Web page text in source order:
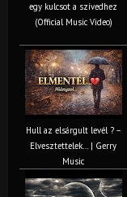
egy kulcsot a szívedhez
(Official Music Video)
Hull az elsárgult levél ? –
Elvesztettelek… | Gerry
Music